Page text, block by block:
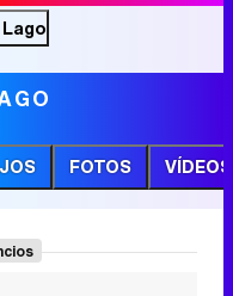
FOTOS VÍDEOS